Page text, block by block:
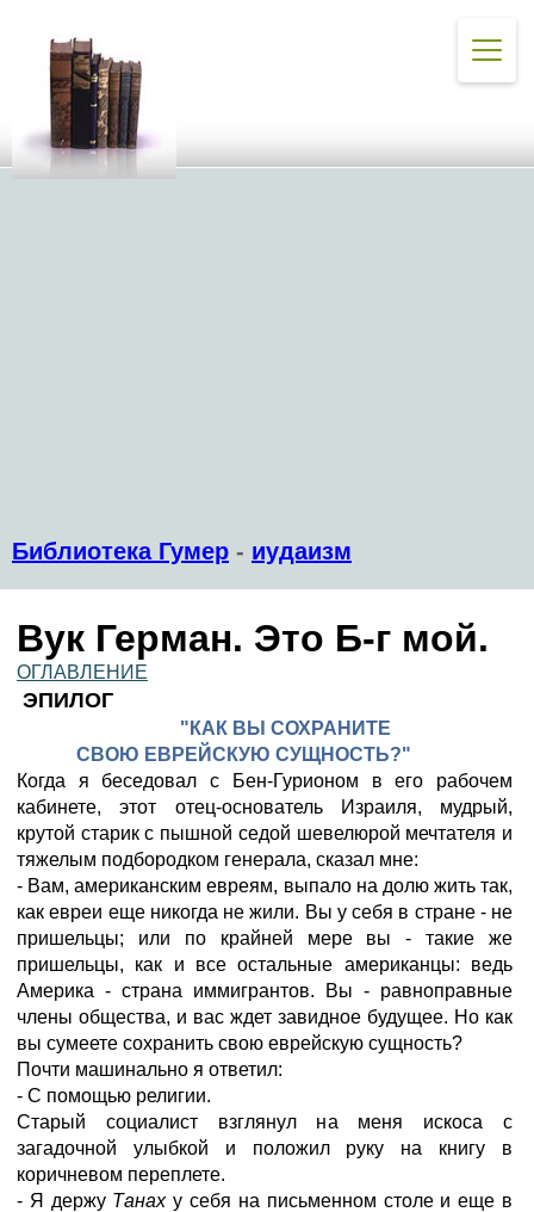
Библиотека Гумер - иудаизм
Вук Герман. Это Б-г мой.
ОГЛАВЛЕНИЕ
ЭПИЛОГ
"КАК ВЫ СОХРАНИТЕ
СВОЮ ЕВРЕЙСКУЮ СУЩНОСТЬ?"
Когда я беседовал с Бен-Гурионом в его рабочем
кабинете, этот отец-основатель Израиля, мудрый,
крутой старик с пышной седой шевелюрой мечтателя и
тяжелым подбородком генерала, сказал мне:
- Вам, американским евреям, выпало на долю жить так,
как евреи еще никогда не жили. Вы у себя в стране - не
пришельцы; или по крайней мере вы - такие же
пришельцы, как и все остальные американцы: ведь
Америка - страна иммигрантов. Вы - равноправные
члены общества, и вас ждет завидное будущее. Но как
вы сумеете сохранить свою еврейскую сущность?
Почти машинально я ответил:
- С помощью религии.
Старый социалист взглянул на меня искоса с
загадочной улыбкой и положил руку на книгу в
коричневом переплете.
- Я держу Танаху себя на письменном столе и еще в